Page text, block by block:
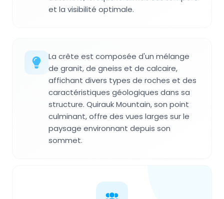
et la visibilité optimale.
La crête est composée d'un mélange
de granit, de gneiss et de calcaire,
affichant divers types de roches et des
caractéristiques géologiques dans sa
structure. Quirauk Mountain, son point
culminant, offre des vues larges sur le
paysage environnant depuis son
sommet.